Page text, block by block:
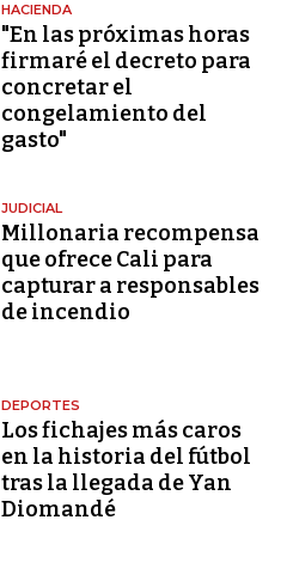
HACIENDA
"En las próximas horas
firmaré el decreto para
concretar el
congelamiento del
gasto"
JUDICIAL
Millonaria recompensa
que ofrece Cali para
capturar a responsables
de incendio
DEPORTES
Los fichajes más caros
en la historia del fútbol
tras la llegada de Yan
Diomandé